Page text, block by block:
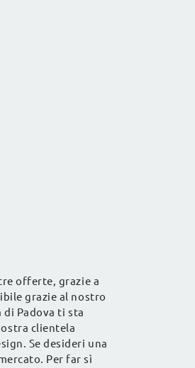
offerte, grazie a
grazie al nostro
Padova ti sta
clientela
Se desideri una
Per far sì